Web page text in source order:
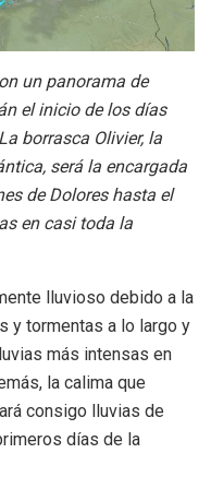
un panorama de
el inicio de los días
borrasca Olivier, la
será la encargada
de Dolores hasta el
en casi toda la
lluvioso debido a la
y tormentas a lo largo y
más intensas en
la calima que
consigo lluvias de
días de la